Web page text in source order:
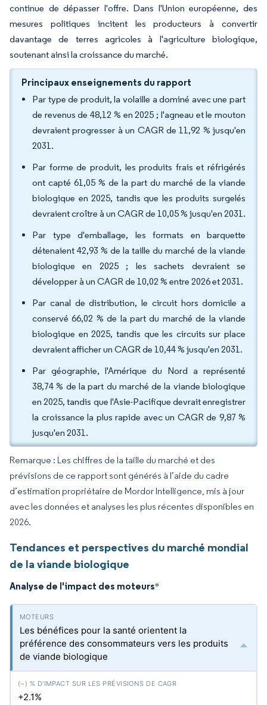
continue de dépasser l'offre. Dans l'Union européenne, des
mesures politiques incitent les producteurs à convertir
davantage de terres agricoles à l'agriculture biologique,
soutenant ainsi la croissance du marché.
Principaux enseignements du rapport
Par type de produit, la volaille a dominé avec une part
de revenus de 48,12 % en 2025 ; l'agneau et le mouton
devraient progresser à un CAGR de 11,92 % jusqu'en
2031.
Par forme de produit, les produits frais et réfrigérés
ont capté 61,05 % de la part du marché de la viande
biologique en 2025, tandis que les produits surgelés
devraient croître à un CAGR de 10,05 % jusqu'en 2031.
Par type d'emballage, les formats en barquette
détenaient 42,93 % de la taille du marché de la viande
biologique en 2025 ; les sachets devraient se
développer à un CAGR de 10,02 % entre 2026 et 2031.
Par canal de distribution, le circuit hors domicile a
conservé 66,02 % de la part du marché de la viande
biologique en 2025, tandis que les circuits sur place
devraient afficher un CAGR de 10,44 % jusqu'en 2031.
Par géographie, l'Amérique du Nord a représenté
38,74 % de la part du marché de la viande biologique
en 2025, tandis que l'Asie-Pacifique devrait enregistrer
la croissance la plus rapide avec un CAGR de 9,87 %
jusqu'en 2031.
Remarque : Les chiffres de la taille du marché et des
prévisions de ce rapport sont générés à l’aide du cadre
d’estimation propriétaire de Mordor Intelligence, mis à jour
avec les données et analyses les plus récentes disponibles en
2026.
Tendances et perspectives du marché mondial
de la viande biologique
Analyse de l'impact des moteurs*
Les bénéfices pour la santé orientent la
préférence des consommateurs vers les produits
de viande biologique
+2.1%